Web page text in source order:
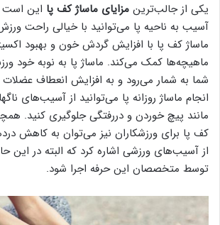
یکی از جالب‌ترین مزایای ماساژ کف پا این است
آسیب به ناحیه پا می‌توانید با خیالی راحت
ماساژ کف پا با افزایش گردش خون و بهبود
ماهیچه‌ها کمک می‌کند. ماساژ پا به نوبه خود
شما به شمار می‌رود و به افزایش انعطاف
انجام ماساژ روزانه پا می‌توانید از آسیب‌های
مانند پیچ خوردن و دررفتگی جلوگیری کنید.
کف پا برای ورزشکاران نیز می‌توان به کاهش
از آسیب‌های ورزشی اشاره کرد که البته در این
توسط متخصصان این حرفه اجرا شود.